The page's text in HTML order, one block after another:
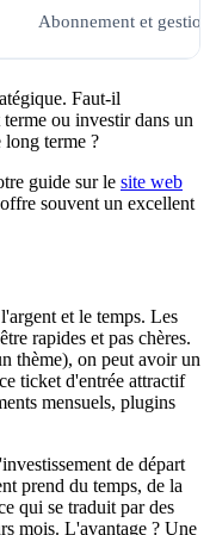
Abonnement et
Faut-il
ou investir dans un
terme ?
guide sur le site web
souvent un excellent
et le temps. Les
rapides et pas chères.
thème), on peut avoir un
ticket d'entrée attractif
mensuels, plugins
de départ
prend du temps, de la
qui se traduit par des
mois. L'avantage ? Une